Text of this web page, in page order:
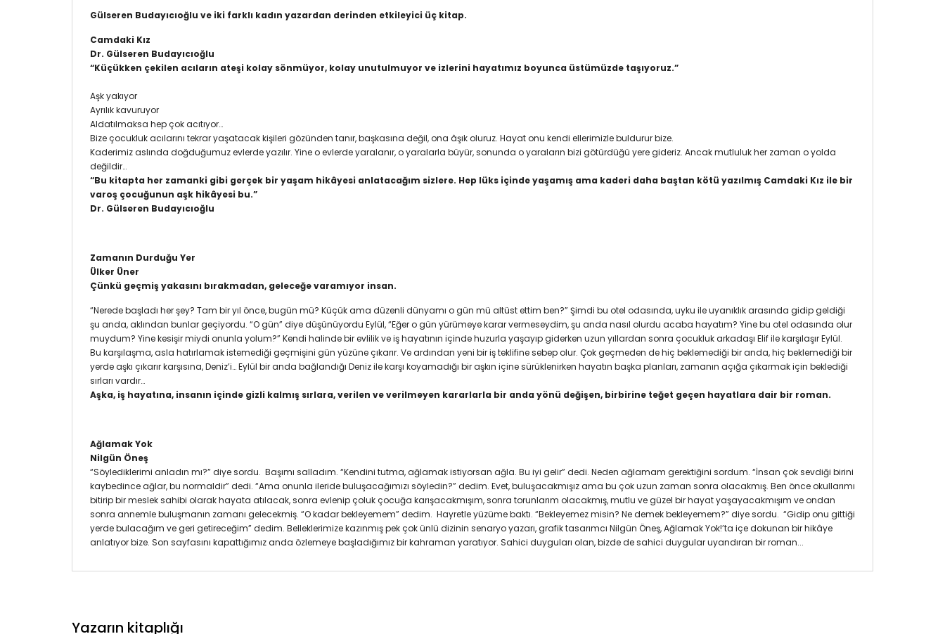
Gülseren Budayıcıoğlu ve iki farklı kadın yazardan derinden etkileyici üç kitap.
Camdaki Kız
Dr. Gülseren Budayıcıoğlu
“Küçükken çekilen acıların ateşi kolay sönmüyor, kolay unutulmuyor ve izlerini hayatımız boyunca üstümüzde taşıyoruz.”
Aşk yakıyor
Ayrılık kavuruyor
Aldatılmaksa hep çok acıtıyor…
Bize çocukluk acılarını tekrar yaşatacak kişileri gözünden tanır, başkasına değil, ona âşık oluruz. Hayat onu kendi ellerimizle buldurur bize.
Kaderimiz aslında doğduğumuz evlerde yazılır. Yine o evlerde yaralanır, o yaralarla büyür, sonunda o yaraların bizi götürdüğü yere gideriz. Ancak mutluluk her zaman o yolda
değildir…
“Bu kitapta her zamanki gibi gerçek bir yaşam hikâyesi anlatacağım sizlere. Hep lüks içinde yaşamış ama kaderi daha baştan kötü yazılmış Camdaki Kız ile bir
varoş çocuğunun aşk hikâyesi bu.”
Dr. Gülseren Budayıcıoğlu
Zamanın Durduğu Yer
Ülker Üner
Çünkü geçmiş yakasını bırakmadan, geleceğe varamıyor insan.
“Nerede başladı her şey? Tam bir yıl önce, bugün mü? Küçük ama düzenli dünyamı o gün mü altüst ettim ben?” Şimdi bu otel odasında, uyku ile uyanıklık arasında gidip geldiği
şu anda, aklından bunlar geçiyordu. “O gün” diye düşünüyordu Eylül, “Eğer o gün yürümeye karar vermeseydim, şu anda nasıl olurdu acaba hayatım? Yine bu otel odasında olur
muydum? Yine kesişir miydi onunla yolum?” Kendi halinde bir evlilik ve iş hayatının içinde huzurla yaşayıp giderken uzun yıllardan sonra çocukluk arkadaşı Elif ile karşılaşır Eylül.
Bu karşılaşma, asla hatırlamak istemediği geçmişini gün yüzüne çıkarır. Ve ardından yeni bir iş teklifine sebep olur. Çok geçmeden de hiç beklemediği bir anda, hiç beklemediği bir
yerde aşkı çıkarır karşısına, Deniz’i… Eylül bir anda bağlandığı Deniz ile karşı koyamadığı bir aşkın içine sürüklenirken hayatın başka planları, zamanın açığa çıkarmak için beklediği
sırları vardır…
Aşka, iş hayatına, insanın içinde gizli kalmış sırlara, verilen ve verilmeyen kararlarla bir anda yönü değişen, birbirine teğet geçen hayatlara dair bir roman.
Ağlamak Yok
Nilgün Öneş
“Söylediklerimi anladın mı?” diye sordu. Başımı salladım. “Kendini tutma, ağlamak istiyorsan ağla. Bu iyi gelir” dedi. Neden ağlamam gerektiğini sordum. “İnsan çok sevdiği birini
kaybedince ağlar, bu normaldir” dedi. “Ama onunla ileride buluşacağımızı söyledin?” dedim. Evet, buluşacakmışız ama bu çok uzun zaman sonra olacakmış. Ben önce okullarımı
bitirip bir meslek sahibi olarak hayata atılacak, sonra evlenip çoluk çocuğa karışacakmışım, sonra torunlarım olacakmış, mutlu ve güzel bir hayat yaşayacakmışım ve ondan
sonra annemle buluşmanın zamanı gelecekmiş. “O kadar bekleyemem” dedim. Hayretle yüzüme baktı. “Bekleyemez misin? Ne demek bekleyemem?” diye sordu. “Gidip onu gittiği
yerde bulacağım ve geri getireceğim” dedim. Belleklerimize kazınmış pek çok ünlü dizinin senaryo yazarı, grafik tasarımcı Nilgün Öneş, Ağlamak Yok!’ta içe dokunan bir hikâye
anlatıyor bize. Son sayfasını kapattığımız anda özlemeye başladığımız bir kahraman yaratıyor. Sahici duyguları olan, bizde de sahici duygular uyandıran bir roman...
Yazarın kitaplığı